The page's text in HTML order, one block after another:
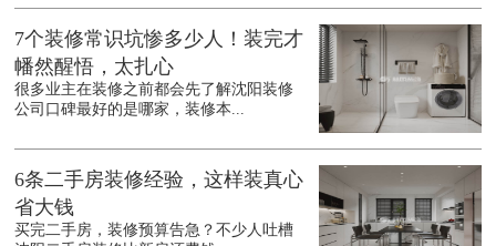
7个装修常识坑惨多少人！装完才
幡然醒悟，太扎心
很多业主在装修之前都会先了解沈阳装修
公司口碑最好的是哪家，装修本...
6条二手房装修经验，这样装真心
省大钱
买完二手房，装修预算告急？不少人吐槽